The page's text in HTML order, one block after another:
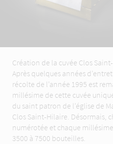
Création de la cuvée Clos
Après quelques années
récolte de l’année 1995 est
millésime de cette cuvée
du saint patron de l’église de
Clos Saint-Hilaire. Désormais,
numérotée et chaque
3500 à 7500 bouteilles.